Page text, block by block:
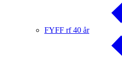
FYFF rf 40 år